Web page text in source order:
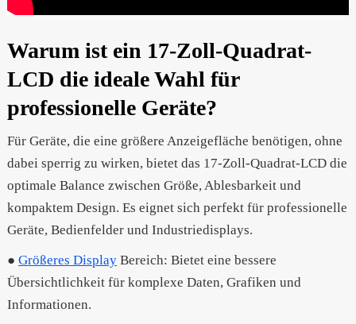
Warum ist ein 17-Zoll-Quadrat-
LCD die ideale Wahl für
professionelle Geräte?
Für Geräte, die eine größere Anzeigefläche benötigen, ohne
dabei sperrig zu wirken, bietet das 17-Zoll-Quadrat-LCD die
optimale Balance zwischen Größe, Ablesbarkeit und
kompaktem Design. Es eignet sich perfekt für professionelle
Geräte, Bedienfelder und Industriedisplays.
● Größeres DisplayBereich: Bietet eine bessere
Übersichtlichkeit für komplexe Daten, Grafiken und
Informationen.